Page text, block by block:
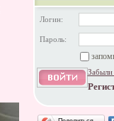
Логин:
Пароль:
Забыли